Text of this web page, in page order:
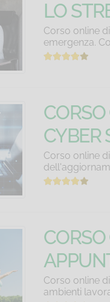
LO
Corso online
emergenza.
CYBER
Corso online
Corso online
ambienti